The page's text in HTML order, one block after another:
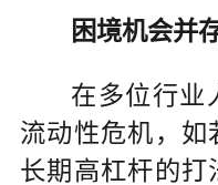
困境机会并
在多位行业
流动性危机，如
长期高杠杆的打